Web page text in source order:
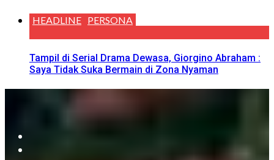
HEADLINE PERSONA
Tampil di Serial Drama Dewasa, Giorgino Abraham :
Saya Tidak Suka Bermain di Zona Nyaman